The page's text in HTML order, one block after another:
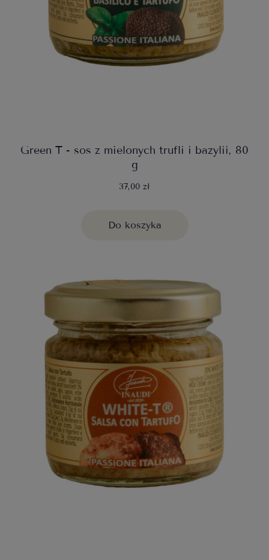
Green T - sos z mielonych trufli i bazylii, 80
g
37,00 zł
Do koszyka